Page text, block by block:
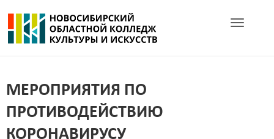
Toggle
МЕРОПРИЯТИЯ ПО
ПРОТИВОДЕЙСТВИЮ
КОРОНАВИРУСУ